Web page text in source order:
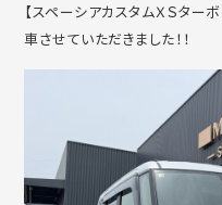
【スペーシアカスタムＸＳター
車させていただきました！！